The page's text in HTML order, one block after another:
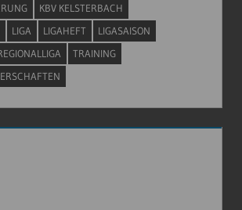
KBV KELSTERBACH
LIGA LIGAHEFT
LIGASAISON
TRAINING